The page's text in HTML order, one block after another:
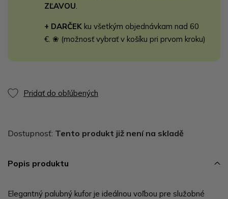
ZĽAVOU
+ DARČEK ku všetkým objednávkam nad 60
€. ❀ (možnosť vybrať v košíku pri prvom kroku)
Pridať do obľúbených
Dostupnosť: Tento produkt již není na skladě
Popis produktu
Elegantný palubný kufor je ideálnou voľbou pre služobné